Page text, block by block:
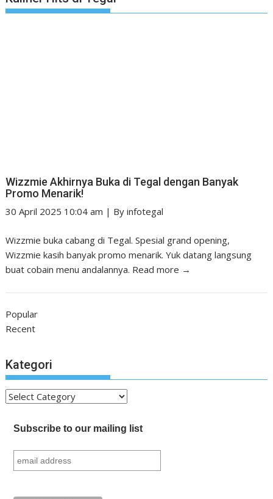
Wizzmie Akhirnya Buka di Tegal dengan Banyak
Promo Menarik!
30 April 2025 10:04 am | Byinfotegal
Wizzmie buka cabang di Tegal. Spesial grand opening,
Wizzmie kasih banyak promo menarik. Yuk datang langsung
buat cobain menu andalannya. Read more →
Popular
Recent
Kategori
Kategori
Subscribe to our mailing list